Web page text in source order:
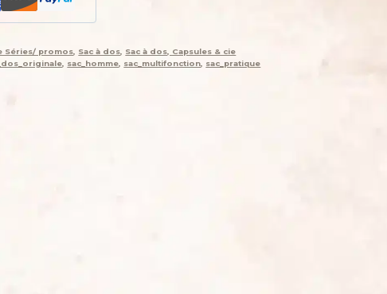
Séries/ promos Sac à dos
Sac à dos, Capsules & cie
sac_homme sac_multifonction sac_pratique